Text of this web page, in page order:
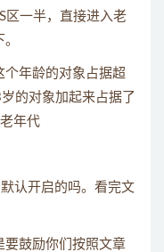
区一半，直接进入老
个年龄的对象占据超
的对象加起来占据了
年代
认开启的吗。看完文
要鼓励你们按照文章